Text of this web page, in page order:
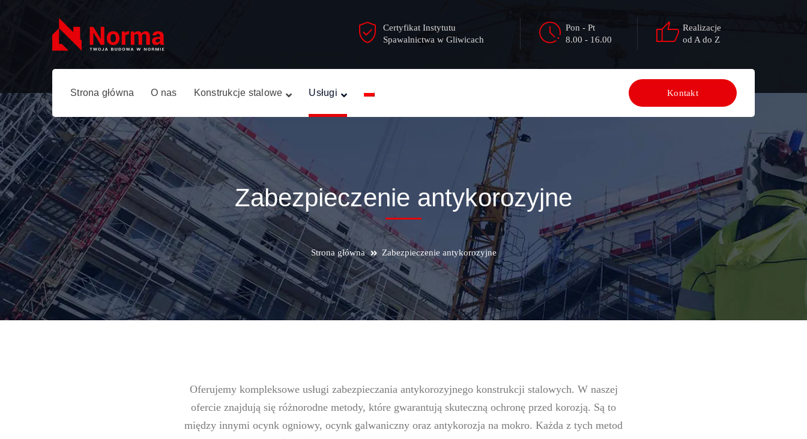
Certyfikat Instytutu
Spawalnictwa w Gliwicach
Pon - Pt
8.00 - 16.00
Realizacje
od A do Z
Kontakt
Strona główna O nas Konstrukcje stalowe Usługi
Zabezpieczenie antykorozyjne
Strona główna Zabezpieczenie antykorozyjne
Oferujemy kompleksowe usługi zabezpieczania antykorozyjnego konstrukcji stalowych. W naszej
ofercie znajdują się różnorodne metody, które gwarantują skuteczną ochronę przed korozją. Są to
między innymi ocynk ogniowy, ocynk galwaniczny oraz antykorozja na mokro. Każda z tych metod